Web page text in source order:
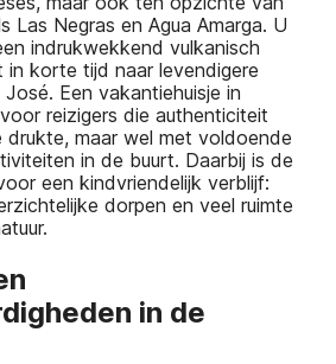
Las Negras en Agua Amarga. U
indrukwekkend vulkanisch
in korte tijd naar levendigere
Een vakantiehuisje in
reizigers die authenticiteit
maar wel met voldoende
in de buurt. Daarbij is de
een kindvriendelijk verblijf:
dorpen en veel ruimte
in de